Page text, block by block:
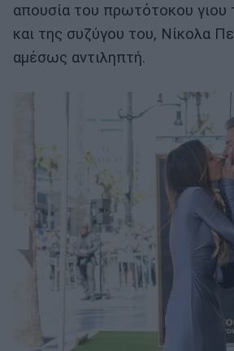
απουσία του πρωτότοκου γιου
και της συζύγου του, Νίκολα
αμέσως αντιληπτή.